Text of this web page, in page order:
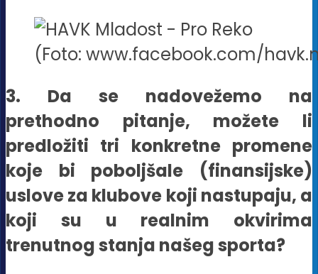
(Foto: www.facebook.com/
3. Da se nadovežemo na
prethodno pitanje, možete li
predložiti tri konkretne promene
koje bi poboljšale (finansijske)
uslove za klubove koji nastupaju, a
koji su u realnim okvirima
trenutnog stanja našeg sporta?